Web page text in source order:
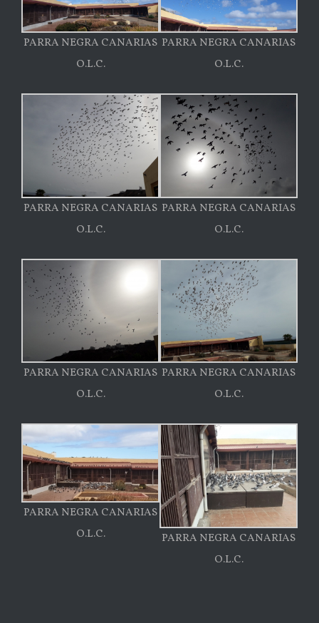
PARRA NEGRA CANARIAS
O.L.C.
PARRA NEGRA CANARIAS
O.L.C.
PARRA NEGRA CANARIAS
O.L.C.
PARRA NEGRA CANARIAS
O.L.C.
PARRA NEGRA CANARIAS
O.L.C.
PARRA NEGRA CANARIAS
O.L.C.
PARRA NEGRA CANARIAS
O.L.C.
PARRA NEGRA CANARIAS
O.L.C.